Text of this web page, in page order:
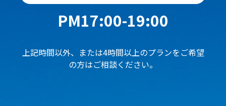
PM17:00-19:00
上記時間以外、または4時間以上のプランをご希望
の方はご相談ください。